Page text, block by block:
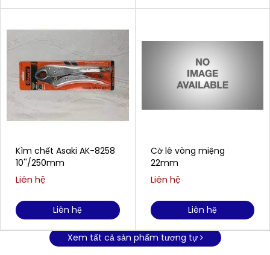
Kìm chết Asaki AK-8258
10''/250mm
Liên hệ
Liên hệ
Cờ lê vòng miệng
22mm
Liên hệ
Liên hệ
Xem tất cả sản phẩm tương tự